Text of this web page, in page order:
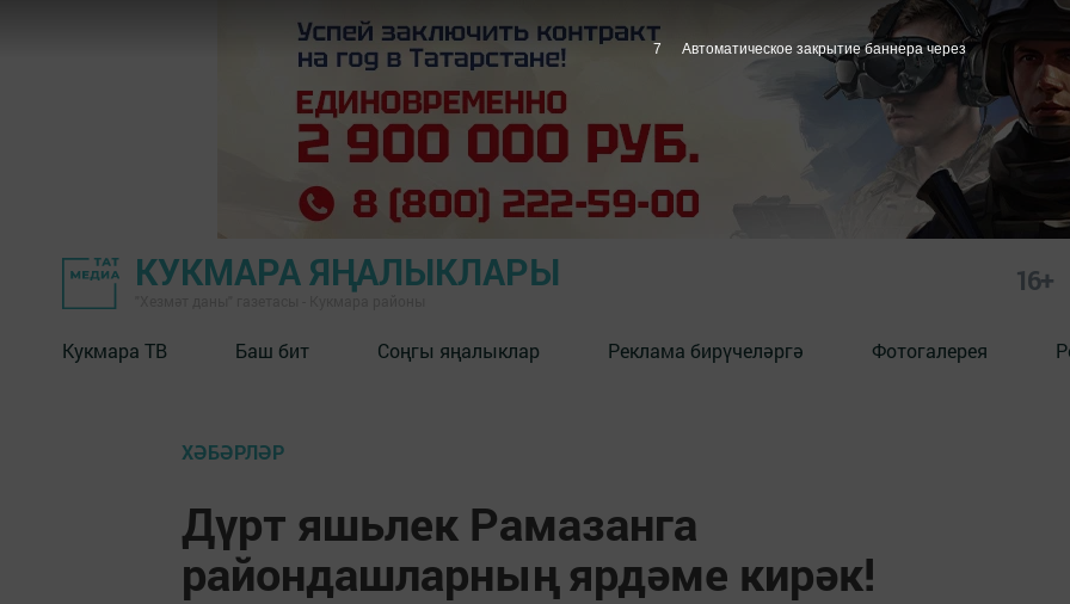
КУКМАРА ЯҢАЛЫКЛАРЫ 16+
Кукмара ТВ Баш бит Соңгы яңалыклар Реклама бирүчеләргә Фотогалерея
ХӘБӘРЛӘР
Дүрт яшьлек Рамазанга
райондашларның ярдәме кирәк!
6 Автоматическое закрытие баннера через